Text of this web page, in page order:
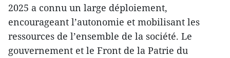
2025 a connu un large déploiement,
encourageant l’autonomie et mobilisant les
ressources de l’ensemble de la société. Le
gouvernement et le Front de la Patrie du